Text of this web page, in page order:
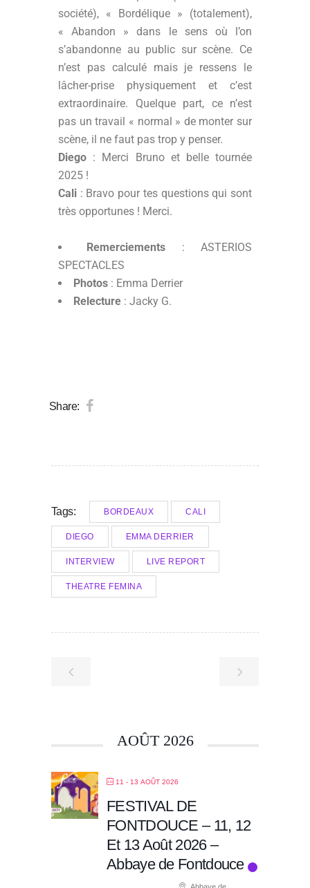
société), « Bordélique » (totalement),
« Abandon » dans le sens où l’on
s’abandonne au public sur scène. Ce
n’est pas calculé mais je ressens le
lâcher-prise physiquement et c’est
extraordinaire. Quelque part, ce n’est
pas un travail « normal » de monter sur
scène, il ne faut pas trop y penser.
Diego : Merci Bruno et belle tournée
2025 !
Cali : Bravo pour tes questions qui sont
très opportunes ! Merci.
Remerciements : ASTERIOS
SPECTACLES
Photos : Emma Derrier
Relecture : Jacky G.
Share:
Tags: BORDEAUX CALI
DIEGO EMMA DERRIER
INTERVIEW LIVE REPORT
THEATRE FEMINA
AOÛT 2026
11 - 13 AOÛT 2026
FESTIVAL DE
FONTDOUCE – 11, 12
Et 13 Août 2026 –
Abbaye de Fontdouce